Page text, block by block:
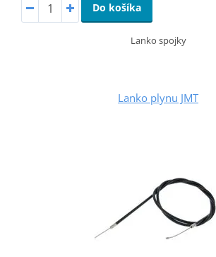
Do košíka
Lanko spojky
Lanko plynu JMT